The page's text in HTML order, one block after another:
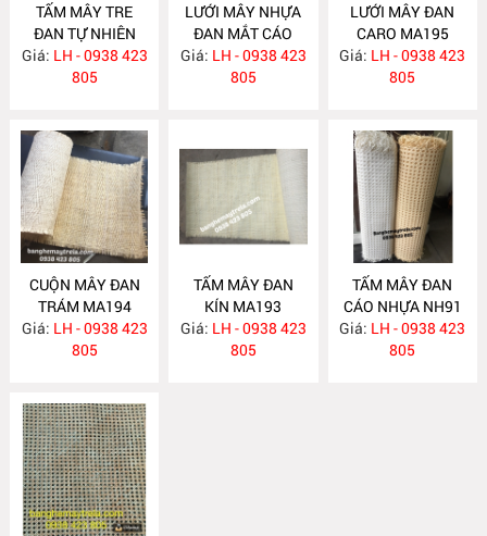
TẤM MÂY TRE
ĐAN TỰ NHIÊN
MA396
Giá: LH - 0938 423
805
LƯỚI MÂY NHỰA
ĐAN MẮT CÁO
MA261
Giá: LH - 0938 423
805
LƯỚI MÂY ĐAN
CARO MA195
Giá: LH - 0938 423
805
CUỘN MÂY ĐAN
TRÁM MA194
Giá: LH - 0938 423
805
TẤM MÂY ĐAN
KÍN MA193
Giá: LH - 0938 423
805
TẤM MÂY ĐAN
CÁO NHỰA NH91
Giá: LH - 0938 423
805